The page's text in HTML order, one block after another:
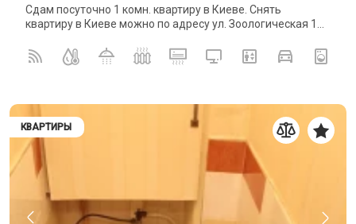
Сдам посуточно 1 комн. квартиру в Киеве. Снять
квартиру в Киеве можно по адресу ул. Зоологическая 1...
КВАРТИРЫ